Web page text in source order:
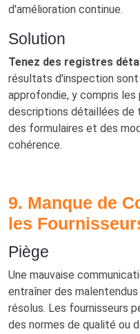
d'amélioration continue.
Solution
Tenez des registres
résultats d'inspection
approfondie, y compris
descriptions détaillées de
des formulaires et des
cohérence.
9. Manque de
les
Piège
Une mauvaise
entraîner des
résolus. Les fournisseurs
des normes de qualité ou